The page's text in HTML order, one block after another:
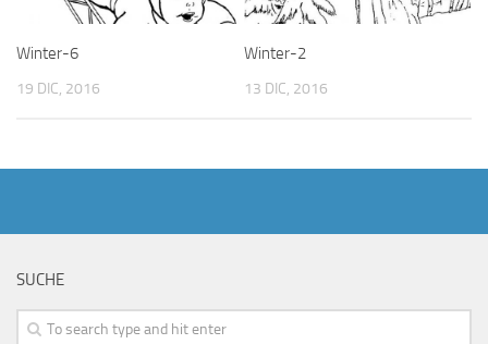
Winter-6
19 DIC, 2016
Winter-2
13 DIC, 2016
SUCHE